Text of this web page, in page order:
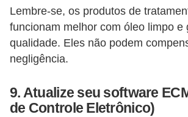
Lembre-se, os produtos de
funcionam melhor com óleo limpo e
qualidade. Eles não podem
negligência.
9. Atualize seu software
de Controle Eletrônico)